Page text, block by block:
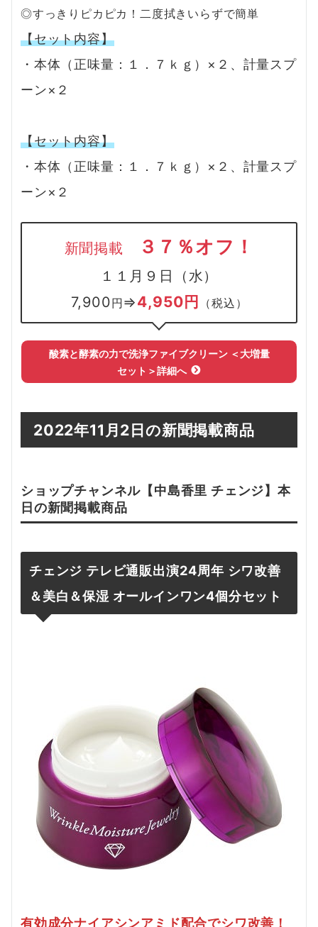
◎すっきりピカピカ！二度拭きいらずで簡単
【セット内容】
・本体（正味量：１．７ｋｇ）×２、計量スプ
ーン×２
【セット内容】
・本体（正味量：１．７ｋｇ）×２、計量スプ
ーン×２
新聞掲載 ３７％オフ！
１１月９日（水）
7,900円 ⇒4,950円 （税込）
酸素と酵素の力で洗浄ファイブクリーン ＜大増量
セット＞詳細へ
2022年11月2日の新聞掲載商品
ショップチャンネル【中島香里 チェンジ】本
日の新聞掲載商品
チェンジ テレビ通販出演24周年 シワ改善
＆美白＆保湿 オールインワン4個分セット
有効成分ナイアシンアミド配合でシワ改善！